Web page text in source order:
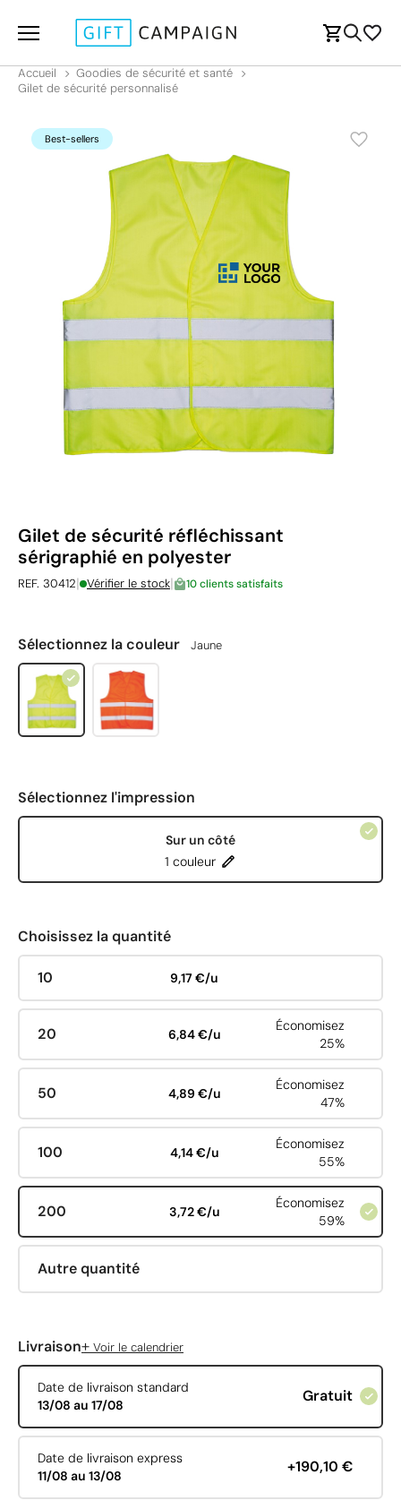
Accueil
Goodies de sécurité et santé
Gilet de sécurité personnalisé
Best-sellers
Gilet de sécurité réfléchissant
sérigraphié en polyester
REF. 30412| Vérifier le stock| 10 clients satisfaits
Sélectionnez la couleur Jaune
Sélectionnez l'impression
Sur un côté
1 couleur
Choisissez la quantité
10 9,17 €/u
20 6,84 €/u
Économisez
25%
50 4,89 €/u
Économisez
47%
100 4,14 €/u
Économisez
55%
200 3,72 €/u
Économisez
59%
Autre quantité
Livraison+ Voir le calendrier
Date de livraison standard
13/08 au 17/08
Gratuit
Date de livraison express
11/08 au 13/08
+190,10 €